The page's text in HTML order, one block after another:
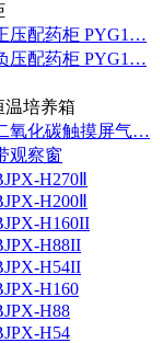
压配药柜 PYG1…
压配药柜 PYG1…
温培养箱
氧化碳触摸屏气…
观察窗
H270Ⅱ
H200Ⅱ
H160II
H88II
H54II
H160
H88
H54